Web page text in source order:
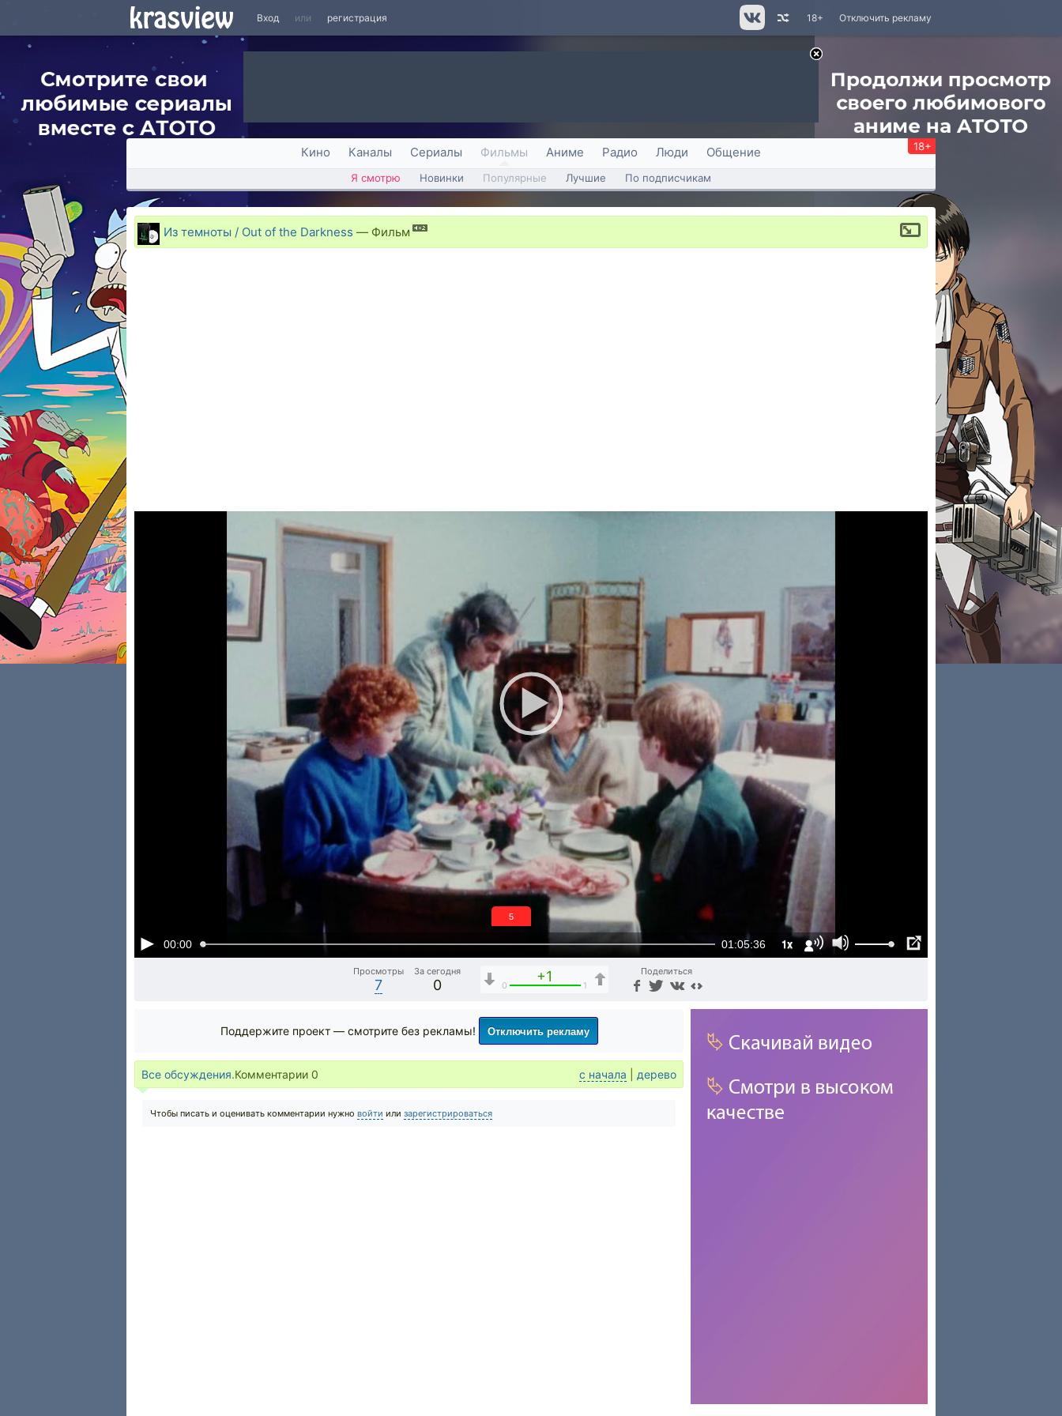
Вход или регистрация Отключить рекламу
18+
Кино Каналы Сериалы Фильмы Аниме Радио Люди Общение 18+
Я смотрю Новинки Популярные Лучшие По подписчикам
Из темноты / Out of the Darkness — Фильм
00:00 01:05:36 1x
5
Просмотры
7
За сегодня
0
+1
0 1
Поделиться
Поддержите проект — смотрите без рекламы! Отключить рекламу
Все обсуждения.Комментарии 0 с начала дерево
Чтобы писать и оценивать комментарии нужно войти или зарегистрироваться